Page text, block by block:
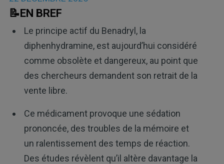
📝EN BREF
Le principe actif du Benadryl, la
diphenhydramine, est aujourd’hui considéré
comme obsolète et dangereux, au point que
des chercheurs demandent son retrait de la
vente libre.
Ce médicament provoque une sédation
prononcée, des troubles de la mémoire et
un ralentissement des temps de réaction.
Des études révèlent qu’il altère davantage la